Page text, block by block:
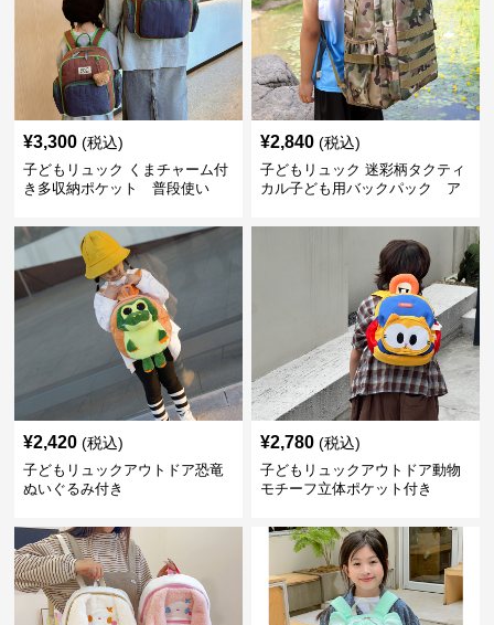
¥3,300 (税込)
子どもリュック くまチャーム付
き多収納ポケット 普段使い
¥2,840 (税込)
子どもリュック 迷彩柄タクティ
カル子ども用バックパック ア
¥2,420 (税込)
子どもリュックアウトドア恐竜
ぬいぐるみ付き
¥2,780 (税込)
子どもリュックアウトドア動物
モチーフ立体ポケット付き